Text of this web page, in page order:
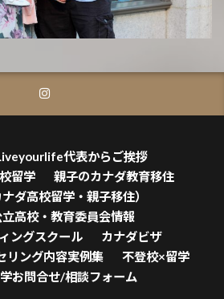
代表からご挨拶
留学
親子のカナダ教育移住
ダ高校留学・親子移住）
高校・教育委員会情報
ングスクール
カナダビザ
リング内容実例集
不登校×留学
お問合せ/相談フォーム